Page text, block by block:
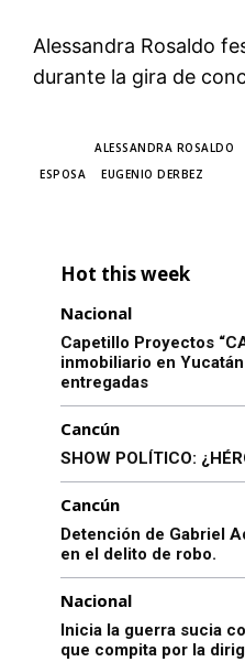
Alessandra Rosaldo
durante la gira de
ALESSANDRA ROSALDO
ESPOSA
EUGENIO DERBEZ
Hot this week
Nacional
Capetillo Proyectos
inmobiliario en
entregadas
Cancún
SHOW POLÍTICO:
Cancún
Detención de Gabriel
en el delito de robo.
Nacional
Inicia la guerra sucia
que compita por la